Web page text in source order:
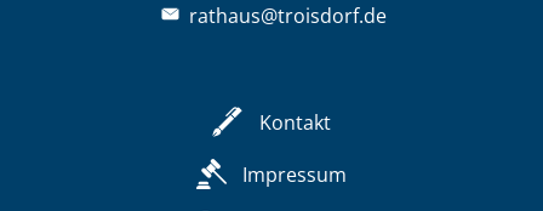
rathaus@troisdorf.de
Kontakt
Impressum